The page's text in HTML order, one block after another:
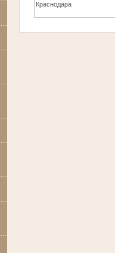
Краснодара